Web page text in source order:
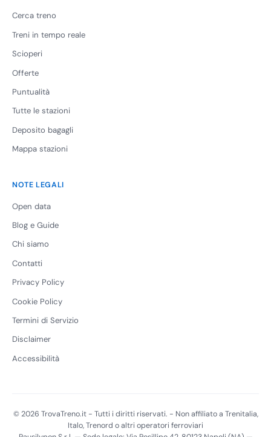
Cerca treno
Treni in tempo reale
Scioperi
Offerte
Puntualità
Tutte le stazioni
Deposito bagagli
Mappa stazioni
NOTE LEGALI
Open data
Blog e Guide
Chi siamo
Contatti
Privacy Policy
Cookie Policy
Termini di Servizio
Disclaimer
Accessibilità
© 2026 TrovaTreno.it - Tutti i diritti riservati. - Non affiliato a Trenitalia,
Italo, Trenord o altri operatori ferroviari